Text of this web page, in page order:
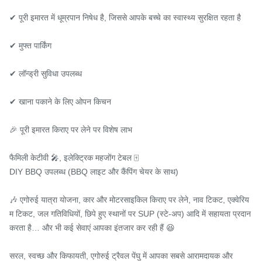
✔ पूरी इमारत में धूम्रपान निषेध है, जिससे आपके बच्चे का स्वास्थ्य सुरक्षित रहता है
✔ मुफ्त पार्किंग
✔ लॉन्ड्री सुविधा उपलब्ध
✔ खाना पकाने के लिए ओपन किचन
🎉 पूरी इमारत किराए पर लेने पर विशेष लाभ
फैमिली केटीवी 🎤, इलेक्ट्रिक महजोंग टेबल 🀄
DIY BBQ उपलब्ध (BBQ लाइट और कैंपिंग चेयर के साथ)
🎶 एगोरुई यात्रा योजना, कार और मोटरसाइकिल किराए पर लेने, नाव टिकट, एक्वेरिय
म टिकट, जल गतिविधियों, छिपे हुए स्थानों पर SUP (स्टे-अप) आदि में सहायता प्रदान
करता है… और भी कई सेवाएं आपका इंतजार कर रही हैं 😆
सरल, स्वच्छ और किफायती, एगोरुई ट्रैवल पेंघु में आपका सबसे आरामदायक और